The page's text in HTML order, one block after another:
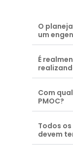
O
um
É
Com
PMOC?
Todos
devem